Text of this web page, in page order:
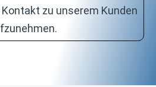
zu unserem Kunden